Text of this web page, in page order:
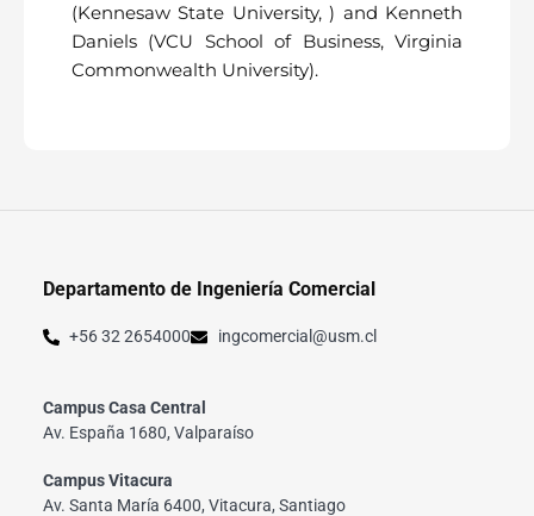
(Kennesaw State University, ) and Kenneth
Daniels (VCU School of Business, Virginia
Commonwealth University).
Departamento de Ingeniería Comercial
+56 32 2654000 ingcomercial@usm.cl
Campus Casa Central
Av. España 1680, Valparaíso
Campus Vitacura
Av. Santa María 6400, Vitacura, Santiago